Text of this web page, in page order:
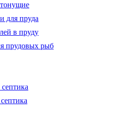
для пруда
в пруду
прудовых рыб